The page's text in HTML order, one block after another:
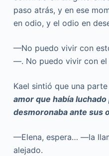
paso atrás, y en ese
en odio, y el odio en
—No puedo vivir con
—. No puedo vivir con el
Kael sintió que una
amor que había
desmoronaba ante sus
—Elena, espera… —la
alejado.